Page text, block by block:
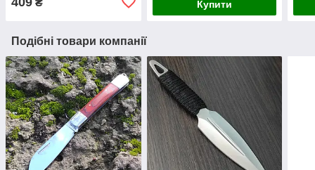
Купити
Подібні товари компанії